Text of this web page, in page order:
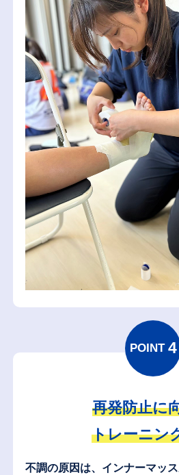
POINT 4
再発防止に
トレーニン
不調の原因は、インナーマッ